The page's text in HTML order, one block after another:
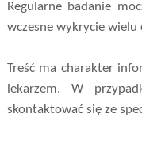
Regularne badanie
wczesne wykrycie wielu
Treść ma charakter
lekarzem. W
skontaktować się ze